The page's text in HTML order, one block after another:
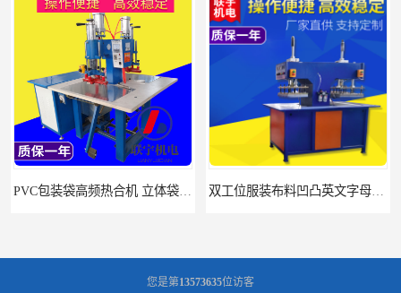
PVC包装袋高频热合机 立体袋焊接机 找联宇生产厂家 双工位服装布料凹凸英文字母压字机找联宇制造厂
您是第13573635位访客